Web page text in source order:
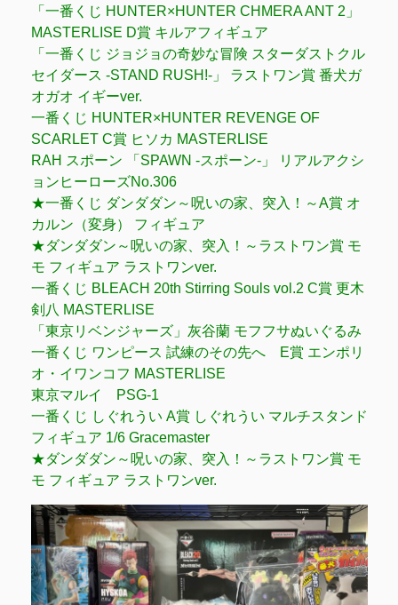
「一番くじ HUNTER×HUNTER CHMERA ANT 2」
MASTERLISE D賞 キルアフィギュア
「一番くじ ジョジョの奇妙な冒険 スターダストクル
セイダース -STAND RUSH!-」 ラストワン賞 番犬ガ
オガオ イギーver.
一番くじ HUNTER×HUNTER REVENGE OF
SCARLET C賞 ヒソカ MASTERLISE
RAH スポーン 「SPAWN -スポーン-」 リアルアクシ
ョンヒーローズNo.306
★一番くじ ダンダダン～呪いの家、突入！～A賞 オ
カルン（変身） フィギュア
★ダンダダン～呪いの家、突入！～ラストワン賞 モ
モ フィギュア ラストワンver.
一番くじ BLEACH 20th Stirring Souls vol.2 C賞 更木
剣八 MASTERLISE
「東京リベンジャーズ」灰谷蘭 モフフサぬいぐるみ
一番くじ ワンピース 試練のその先へ E賞 エンポリ
オ・イワンコフ MASTERLISE
東京マルイ PSG-1
一番くじ しぐれうい A賞 しぐれうい マルチスタンド
フィギュア 1/6 Gracemaster
★ダンダダン～呪いの家、突入！～ラストワン賞 モ
モ フィギュア ラストワンver.